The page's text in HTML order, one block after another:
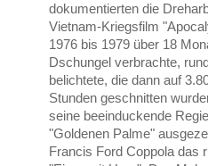
dokumentierten die
Vietnam-Kriegsfilm
1976 bis 1979 über 18
Dschungel verbrachte,
belichtete, die dann auf
Stunden geschnitten
seine beeinduckende
"Goldenen Palme"
Francis Ford Coppola das